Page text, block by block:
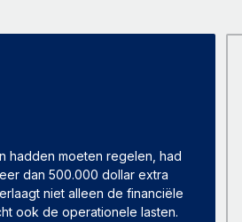
hadden moeten regelen, had
dan 500.000 dollar extra
niet alleen de financiële
ook de operationele lasten.